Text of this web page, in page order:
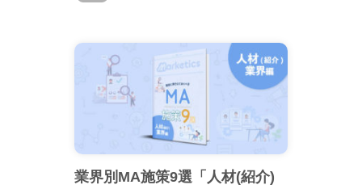
業界別MA施策9選「人材(紹介)